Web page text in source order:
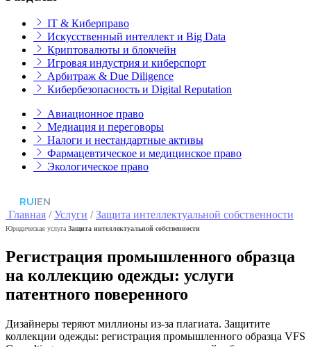
IT & Киберправо
Искусственный интеллект и Big Data
Криптовалюты и блокчейн
Игровая индустрия и киберспорт
Арбитраж & Due Diligence
Кибербезопасность и Digital Reputation
Авиационное право
Медиация и переговоры
Налоги и нестандартные активы
Фармацевтическое и медицинское право
Экологическое право
RU|EN
Главная /Услуги /Защита интеллектуальной собственности
Юридическая услуга Защита интеллектуальной собственности
Регистрация промышленного образца
на коллекцию одежды: услуги
патентного поверенного
Дизайнеры теряют миллионы из-за плагиата. Защитите
коллекции одежды: регистрация промышленного образца VFS